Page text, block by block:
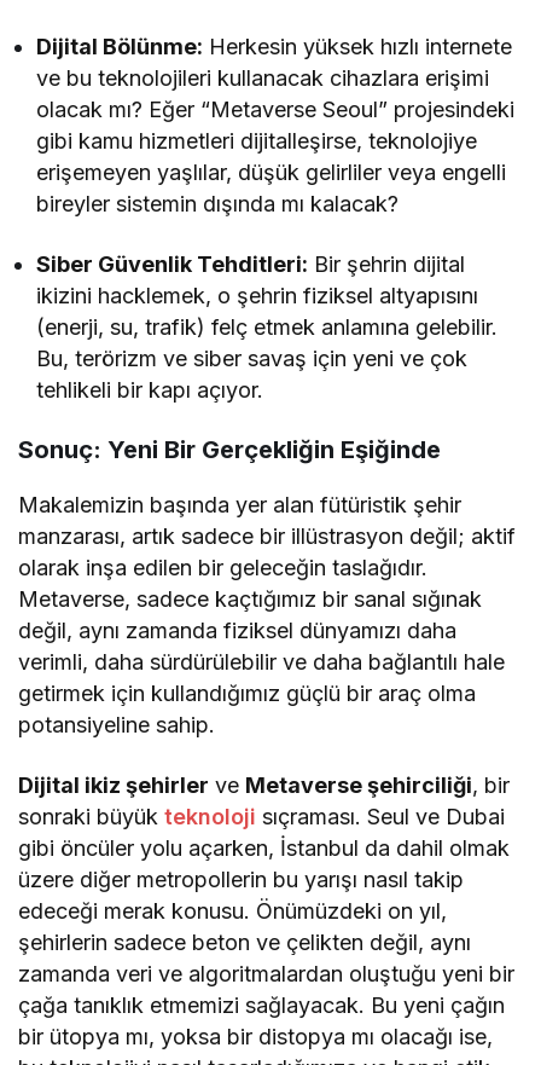
Dijital Bölünme: Herkesin yüksek hızlı internete
ve bu teknolojileri kullanacak cihazlara erişimi
olacak mı? Eğer “Metaverse Seoul” projesindeki
gibi kamu hizmetleri dijitalleşirse, teknolojiye
erişemeyen yaşlılar, düşük gelirliler veya engelli
bireyler sistemin dışında mı kalacak?
Siber Güvenlik Tehditleri: Bir şehrin dijital
ikizini hacklemek, o şehrin fiziksel altyapısını
(enerji, su, trafik) felç etmek anlamına gelebilir.
Bu, terörizm ve siber savaş için yeni ve çok
tehlikeli bir kapı açıyor.
Sonuç: Yeni Bir Gerçekliğin Eşiğinde
Makalemizin başında yer alan fütüristik şehir
manzarası, artık sadece bir illüstrasyon değil; aktif
olarak inşa edilen bir geleceğin taslağıdır.
Metaverse, sadece kaçtığımız bir sanal sığınak
değil, aynı zamanda fiziksel dünyamızı daha
verimli, daha sürdürülebilir ve daha bağlantılı hale
getirmek için kullandığımız güçlü bir araç olma
potansiyeline sahip.
Dijital ikiz şehirler ve Metaverse şehirciliği, bir
sonraki büyükteknoloji sıçraması. Seul ve Dubai
gibi öncüler yolu açarken, İstanbul da dahil olmak
üzere diğer metropollerin bu yarışı nasıl takip
edeceği merak konusu. Önümüzdeki on yıl,
şehirlerin sadece beton ve çelikten değil, aynı
zamanda veri ve algoritmalardan oluştuğu yeni bir
çağa tanıklık etmemizi sağlayacak. Bu yeni çağın
bir ütopya mı, yoksa bir distopya mı olacağı ise,